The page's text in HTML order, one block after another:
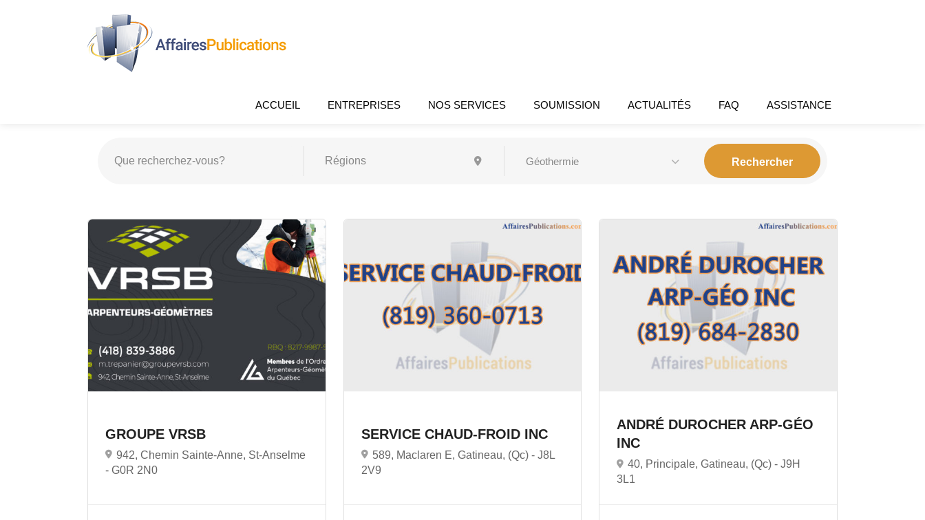
ACCUEIL ENTREPRISES NOS SERVICES SOUMISSION ACTUALITÉS FAQ ASSISTANCE
Géothermie
GROUPE VRSB
942, Chemin Sainte-Anne, St-Anselme
- G0R 2N0
SERVICE CHAUD-FROID INC
589, Maclaren E, Gatineau, (Qc) - J8L
2V9
ANDRÉ DUROCHER ARP-GÉO
INC
40, Principale, Gatineau, (Qc) -J9H
3L1